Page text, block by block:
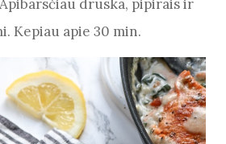
druska, pipirais ir
Kepiau apie 30 min.